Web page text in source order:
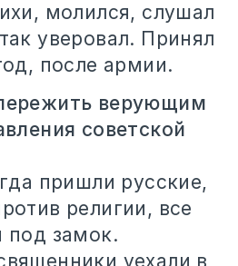
молился, слушал
уверовал. Принял
после армии.
верующим
советской
пришли русские,
религии, все
под замок.
уехали в